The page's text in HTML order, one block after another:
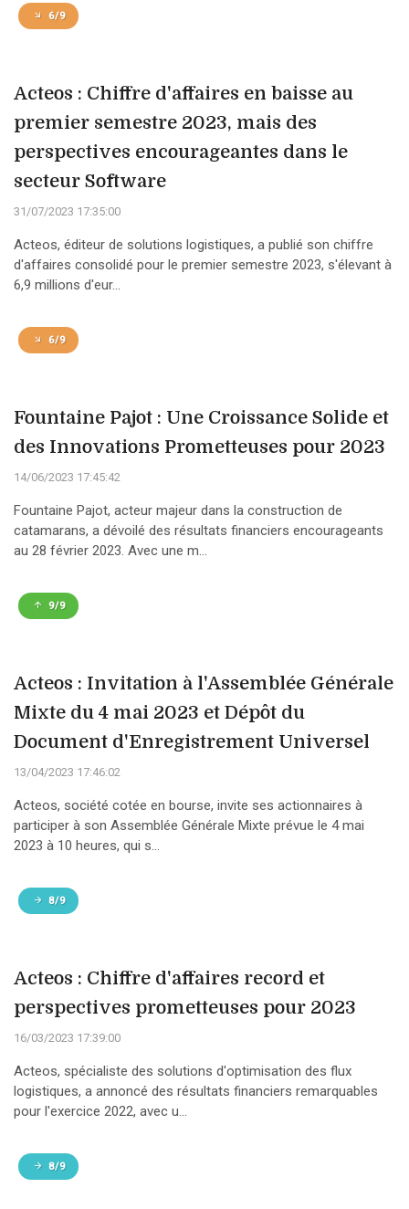
6/9
Acteos : Chiffre d'affaires en baisse au
premier semestre 2023, mais des
perspectives encourageantes dans le
secteur Software
31/07/2023 17:35:00
Acteos, éditeur de solutions logistiques, a publié son chiffre
d'affaires consolidé pour le premier semestre 2023, s'élevant à
6,9 millions d'eur...
6/9
Fountaine Pajot : Une Croissance Solide et
des Innovations Prometteuses pour 2023
14/06/2023 17:45:42
Fountaine Pajot, acteur majeur dans la construction de
catamarans, a dévoilé des résultats financiers encourageants
au 28 février 2023. Avec une m...
9/9
Acteos : Invitation à l'Assemblée Générale
Mixte du 4 mai 2023 et Dépôt du
Document d'Enregistrement Universel
13/04/2023 17:46:02
Acteos, société cotée en bourse, invite ses actionnaires à
participer à son Assemblée Générale Mixte prévue le 4 mai
2023 à 10 heures, qui s...
8/9
Acteos : Chiffre d'affaires record et
perspectives prometteuses pour 2023
16/03/2023 17:39:00
Acteos, spécialiste des solutions d'optimisation des flux
logistiques, a annoncé des résultats financiers remarquables
pour l'exercice 2022, avec u...
8/9